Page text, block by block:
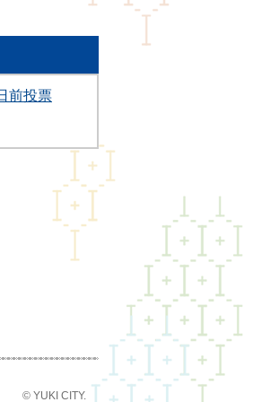
前投票
© YUKI CITY.